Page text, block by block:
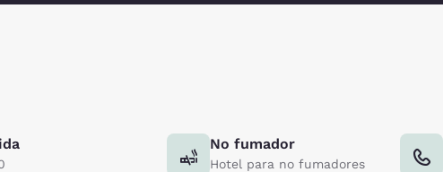
No fumador
Hotel para no fumadores